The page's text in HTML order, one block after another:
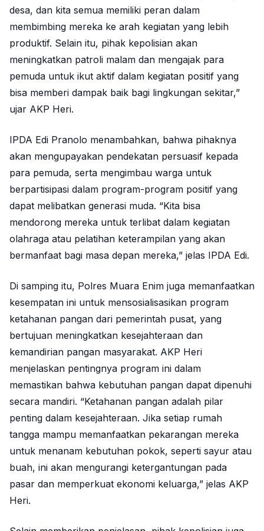
desa, dan kita semua memiliki peran dalam
membimbing mereka ke arah kegiatan yang lebih
produktif. Selain itu, pihak kepolisian akan
meningkatkan patroli malam dan mengajak para
pemuda untuk ikut aktif dalam kegiatan positif yang
bisa memberi dampak baik bagi lingkungan sekitar,”
ujar AKP Heri.
IPDA Edi Pranolo menambahkan, bahwa pihaknya
akan mengupayakan pendekatan persuasif kepada
para pemuda, serta mengimbau warga untuk
berpartisipasi dalam program-program positif yang
dapat melibatkan generasi muda. “Kita bisa
mendorong mereka untuk terlibat dalam kegiatan
olahraga atau pelatihan keterampilan yang akan
bermanfaat bagi masa depan mereka,” jelas IPDA Edi.
Di samping itu, Polres Muara Enim juga memanfaatkan
kesempatan ini untuk mensosialisasikan program
ketahanan pangan dari pemerintah pusat, yang
bertujuan meningkatkan kesejahteraan dan
kemandirian pangan masyarakat. AKP Heri
menjelaskan pentingnya program ini dalam
memastikan bahwa kebutuhan pangan dapat dipenuhi
secara mandiri. “Ketahanan pangan adalah pilar
penting dalam kesejahteraan. Jika setiap rumah
tangga mampu memanfaatkan pekarangan mereka
untuk menanam kebutuhan pokok, seperti sayur atau
buah, ini akan mengurangi ketergantungan pada
pasar dan memperkuat ekonomi keluarga,” jelas AKP
Heri.